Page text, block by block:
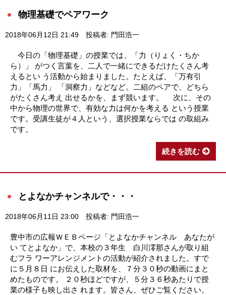
物理基礎でペアワーク
2018年06月12日 21:49 投稿者: 門田浩一
今日の「物理基礎」の授業では、「力（りょく・ちか
ら）」 がつく言葉を、二人で一緒にできるだけたくさん考
えるとい う活動から始まりました。たとえば、「万有引
力」「馬力」 「洞察力」などなど。二組のペアで、どちら
がたくさん考え 出せるかを、まず競います。 次に、その
中から物理の世界で、有効な力は何かを考える という授業
です。受講生徒が４人という、選択授業ならでは の取組み
です。
続きを読む
とよなかチャンネルで・・・
2018年06月11日 23:00 投稿者: 門田浩一
豊中市の広報ＷＥＢページ「とよなかチャンネル あなたが
い てとよなか」で、本校の３年生 白川澪那さんが取り組
むフラ ワーアレンジメントの活動が紹介されました。すで
に５月８日 にお伝えした取材を、７分３０秒の動画にまと
めたものです。 ２０秒ほどですが、５分３６秒あたりで授
業の様子も映し出さ れます。皆さん、ぜひご覧ください。